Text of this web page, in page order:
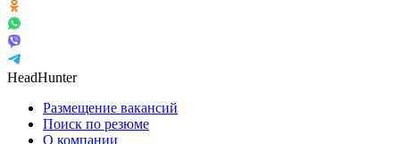
HeadHunter
Размещение вакансий
Поиск по резюме
О компании